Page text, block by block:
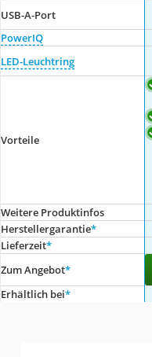
USB-A-Port
PowerIQ
LED-Leuchtring
Vorteile
Weitere Produktinfos
Herstellergarantie*
Lieferzeit*
Zum Angebot*
Erhältlich bei*